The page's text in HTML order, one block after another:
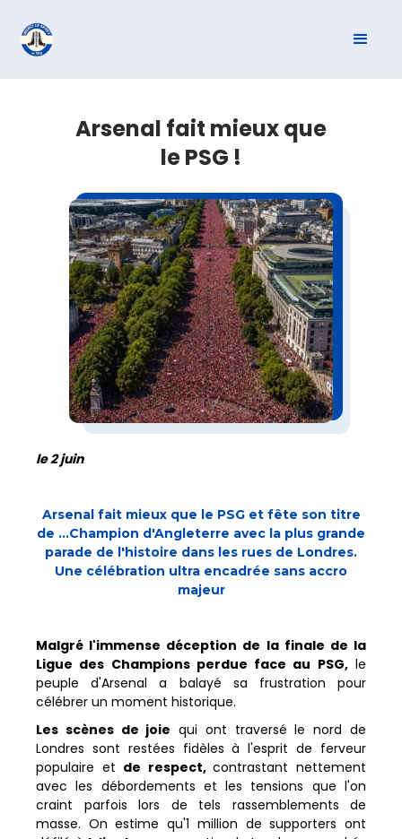
Arsenal fait mieux que
le PSG !
le 2 juin
Arsenal fait mieux que le PSG et fête son titre
de ...Champion d'Angleterre avec la plus grande
parade de l'histoire dans les rues de Londres.
Une célébration ultra encadrée sans accro
majeur
Malgré l'immense déception de la finale de la
Ligue des Champions perdue face au PSG,le
peuple d'Arsenal a balayé sa frustration pour
célébrer un moment historique.
Les scènes de joie qui ont traversé le nord de
Londres sont restées fidèles à l'esprit de ferveur
populaire et de respect,contrastant nettement
avec les débordements et les tensions que l'on
craint parfois lors de tels rassemblements de
masse. On estime qu'1 million de supporters ont